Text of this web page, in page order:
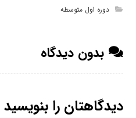
دوره اول متوسطه
بدون دیدگاه
دیدگاهتان را بنویسید